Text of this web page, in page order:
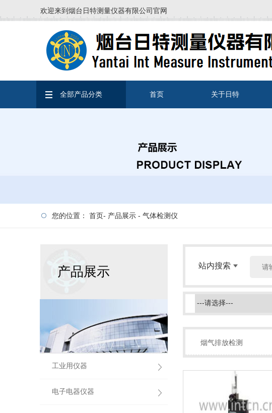
欢迎来到烟台日特测量仪器有限公司官网
全部产品分类 首页 关于日特
您的位置： 首页- 产品展示 - 气体检测仪
产品展示
工业用仪器
电子电器仪器
站内搜索
烟气排放检测